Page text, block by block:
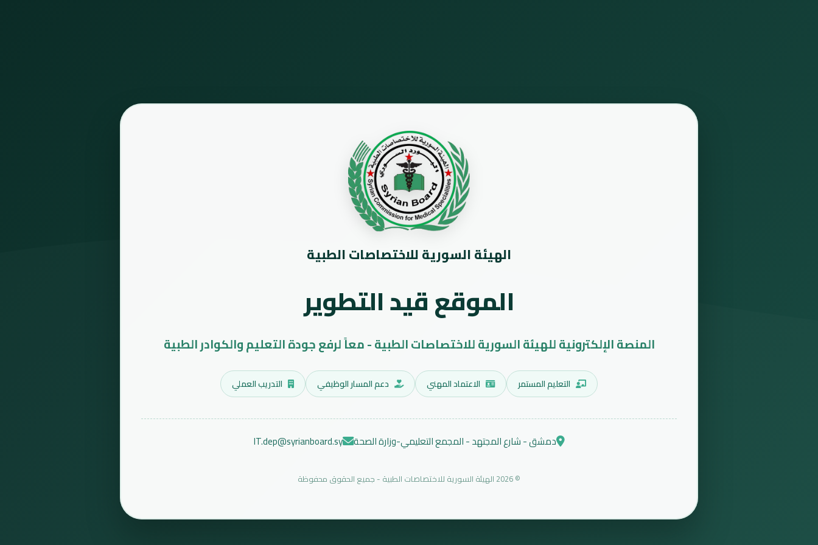
الهيئة السورية للاختصاصات الطبية
الموقع قيد التطوير
المنصة الإلكترونية للهيئة السورية للاختصاصات الطبية - معاً لرفع جودة التعليم والكوادر الطبية
التعليم المستمر الاعتماد المهني دعم المسار الوظيفي التدريب العملي
دمشق - شارع المجتهد - المجمع التعليمي-وزارة الصحة IT.dep@syrianboard.sy
© 2026 الهيئة السورية للاختصاصات الطبية - جميع الحقوق محفوظة